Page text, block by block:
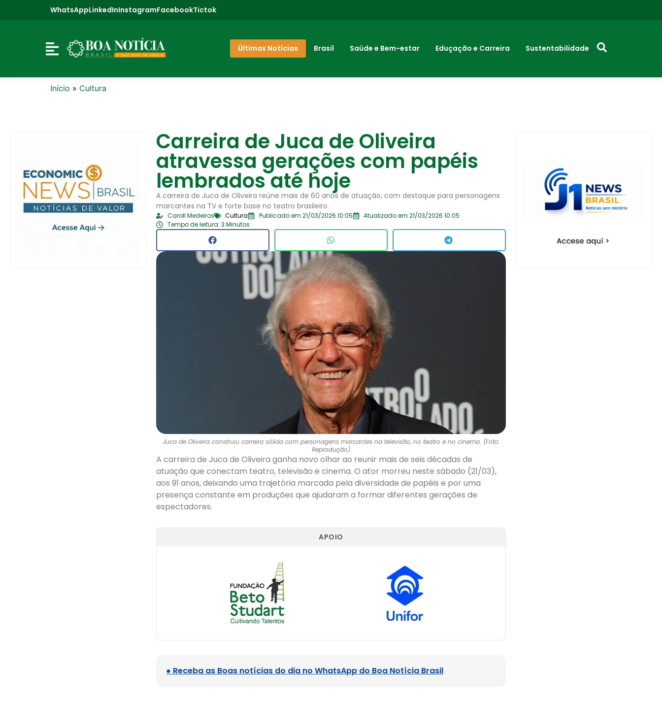
WhatsAppLinkedInInstagramFacebookTictok
Últimas Notícias Brasil Saúde e Bem-estar Eduçação e Carreira Sustentabilidade
Início » Cultura
Carreira de Juca de Oliveira
atravessa gerações com papéis
lembrados até hoje
A carreira de Juca de Oliveira reúne mais de 60 anos de atuação, com destaque para personagens
marcantes na TV e forte base no teatro brasileiro.
Caroll Medeiros Cultura Publicado em 21/03/2026 10:05
Atualizado em 21/03/2026 10:05
Tempo de leitura: 3 Minutos
Juca de Oliveira construiu carreira sólida com personagens marcantes na televisão, no teatro e no cinema. (Foto:
Reprodução)
A carreira de Juca de Oliveira ganha novo olhar ao reunir mais de seis décadas de
atuação que conectam teatro, televisão e cinema. O ator morreu neste sábado (21/03),
aos 91 anos, deixando uma trajetória marcada pela diversidade de papéis e por uma
presença constante em produções que ajudaram a formar diferentes gerações de
espectadores.
APOIO
● Receba as Boas notícias do dia no WhatsApp do Boa Notícia Brasil